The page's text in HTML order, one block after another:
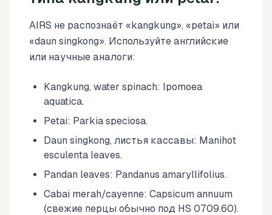
AIRS не распознаёт «kangkung», «petai» или
«daun singkong». Используйте английские
или научные аналоги:
Kangkung, water spinach: Ipomoea
aquatica.
Petai: Parkia speciosa.
Daun singkong, листья кассавы: Manihot
esculenta leaves.
Pandan leaves: Pandanus amaryllifolius.
Cabai merah/cayenne: Capsicum annuum
(свежие перцы обычно под HS 0709.60).